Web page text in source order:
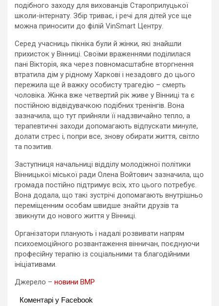
подібного заходу для вихованців Староприлуцької
школи-інтернату. Збір триває, і речі для дітей усе ще
можна приносити до філій VinSmart Центру.
Серед учасниць пікніка були й жінки, які знайшли
прихисток у Вінниці. Своїми враженнями поділилася
пані Вікторія, яка через повномасштабне вторгнення
втратила дім у рідному Харкові і незадовго до цього
пережила ще й важку особисту трагедію – смерть
чоловіка. Жінка вже четвертий рік живе у Вінниці та є
постійною відвідувачкою подібних тренінгів. Вона
зазначила, що тут прийняли її надзвичайно тепло, а
терапевтичні заходи допомагають відпускати минуле,
долати стрес і, попри все, знову обирати життя, світло
та позитив.
Заступниця начальниці відділу молодіжної політики
Вінницької міської ради Олена Войтович зазначила, що
громада постійно підтримує всіх, хто цього потребує.
Вона додала, що такі зустрічі допомагають внутрішньо
переміщенним особам швидше знайти друзів та
звикнути до нового життя у Вінниці.
Організатори планують і надалі розвивати напрям
психоемоційного розвантаження вінничан, поєднуючи
професійну терапію із соціальними та благодійними
ініціативами.
Джерело – новини ВМР
Коментарі у Facebook